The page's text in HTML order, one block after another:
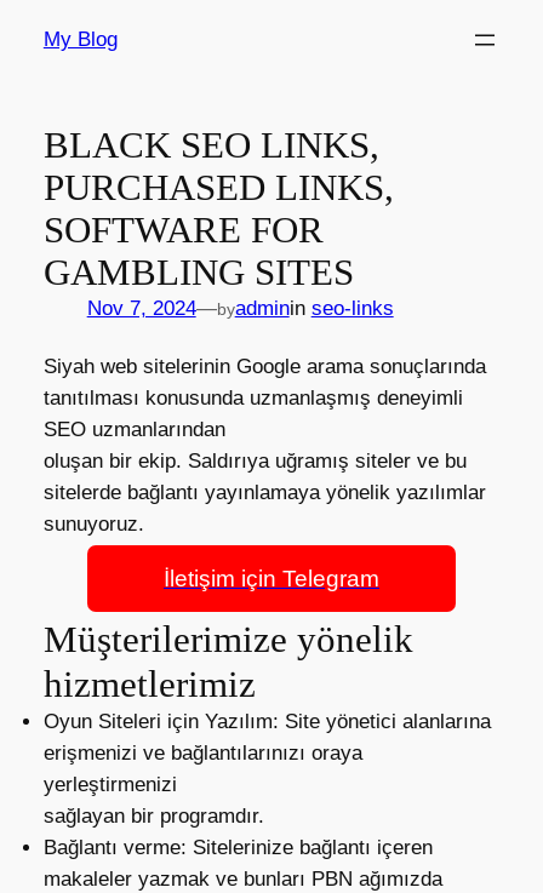
My Blog
BLACK SEO LINKS,
PURCHASED LINKS,
SOFTWARE FOR
GAMBLING SITES
Nov 7, 2024—byadminin seo-links
Siyah web sitelerinin Google arama sonuçlarında
tanıtılması konusunda uzmanlaşmış deneyimli
SEO uzmanlarından
oluşan bir ekip. Saldırıya uğramış siteler ve bu
sitelerde bağlantı yayınlamaya yönelik yazılımlar
sunuyoruz.
İletişim için Telegram
Müşterilerimize yönelik
hizmetlerimiz
Oyun Siteleri için Yazılım: Site yönetici alanlarına
erişmenizi ve bağlantılarınızı oraya
yerleştirmenizi
sağlayan bir programdır.
Bağlantı verme: Sitelerinize bağlantı içeren
makaleler yazmak ve bunları PBN ağımızda